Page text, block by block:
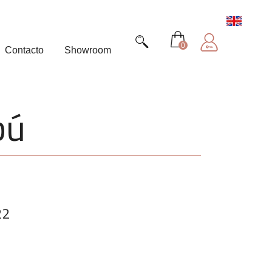
Contacto Showroom 0